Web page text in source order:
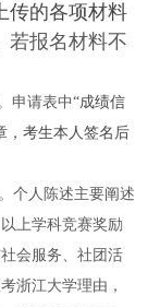
传的各项材料
若报名材料不
申请表中“成绩信
，考生本人签名后
个人陈述主要阐述
上学科竞赛奖励
会服务、社团活
浙江大学理由，